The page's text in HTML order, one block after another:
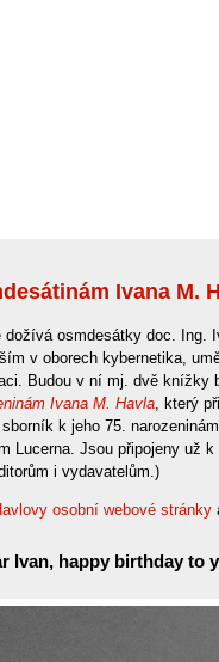
Ivana M.
dožívá osmdesátky doc.
v oborech kybernetika,
Budou v ní mj. dvě knížky
Ivana M. Havla, který
k jeho 75. narozeninám
Lucerna. Jsou připojeny už
i vydavatelům.)
osobní webové stránky
Ivan, happy birthday to